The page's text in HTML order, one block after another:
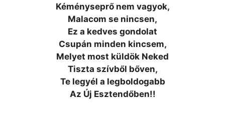
Kéményseprő nem vagyok,
Malacom se nincsen,
Ez a kedves gondolat
Csupán minden kincsem,
Melyet most küldök Neked
Tiszta szívből bőven,
Te legyél a legboldogabb
Az Új Esztendőben!!